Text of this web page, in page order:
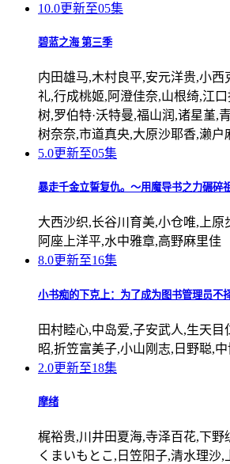
10.0更新至05集
碧蓝之海 第三季
内田雄马,木村良平,安元洋贵,小西
礼,行成桃姬,阿澄佳奈,山根绮,江
树,罗伯特·沃特曼,福山润,诸星堇,
树奈奈,市道真央,大原沙耶香,濑户
5.0更新至05集
暴走千金立誓复仇。～用魔导书之力碾碎
大西沙织,长谷川育美,小仓唯,上原
阿座上洋平,水中雅章,高野麻里佳
8.0更新至16集
小书痴的下克上：为了成为图书管理员不
田村睦心,中岛爱,子安武人,生天目
昭,折笠富美子,小山刚志,日野聪,
2.0更新至18集
摩绪
梶裕贵,川井田夏海,寺泽百花,下野
くまいもとこ,日笠阳子,清水理沙,